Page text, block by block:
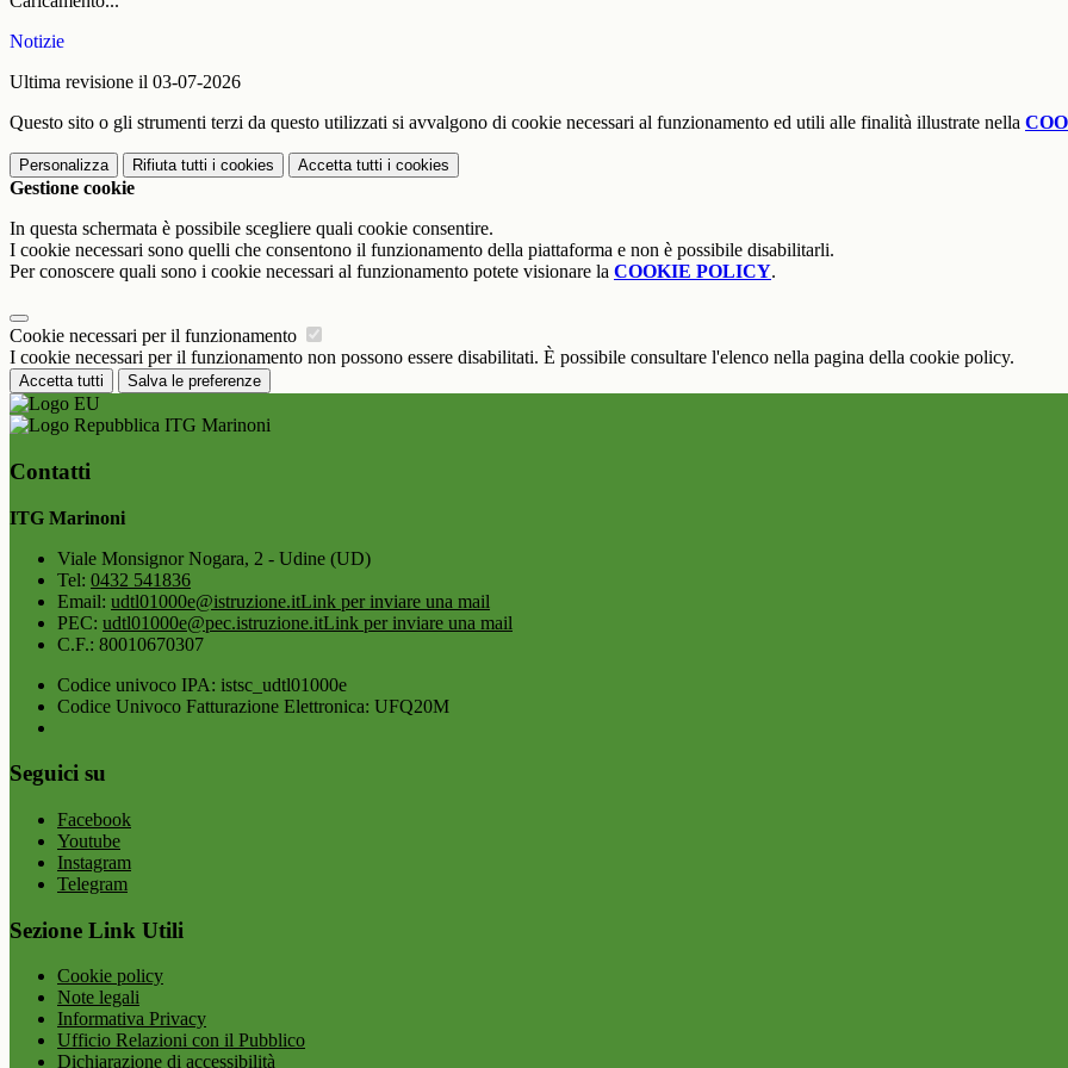
Notizie
Ultima revisione il 03-07-2026
Questo sito o gli strumenti terzi da questo utilizzati si avvalgono di cookie necessari al funzionamento ed utili alle finalità illustrate nella
Personalizza Rifiuta tutti i cookies Accetta tutti i cookies
Gestione cookie
In questa schermata è possibile scegliere quali cookie consentire.
I cookie necessari sono quelli che consentono il funzionamento della piattaforma e non è possibile disabilitarli.
Per conoscere quali sono i cookie necessari al funzionamento potete visionare la COOKIE POLICY.
Cookie necessari per il funzionamento
I cookie necessari per il funzionamento non possono essere disabilitati. È possibile consultare l'elenco nella pagina della cookie policy.
Accetta tutti Salva le preferenze
ITG Marinoni
Contatti
ITG Marinoni
Viale Monsignor Nogara, 2 - Udine (UD)
Tel: 0432 541836
Email: udtl01000e@istruzione.itLink per inviare una mail
PEC: udtl01000e@pec.istruzione.itLink per inviare una mail
C.F.: 80010670307
Codice univoco IPA: istsc_udtl01000e
Codice Univoco Fatturazione Elettronica: UFQ20M
Seguici su
Facebook
Youtube
Instagram
Telegram
Sezione Link Utili
Cookie policy
Note legali
Informativa Privacy
Ufficio Relazioni con il Pubblico
Dichiarazione di accessibilità